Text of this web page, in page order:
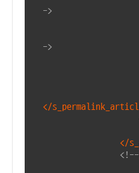
->
->
</
</